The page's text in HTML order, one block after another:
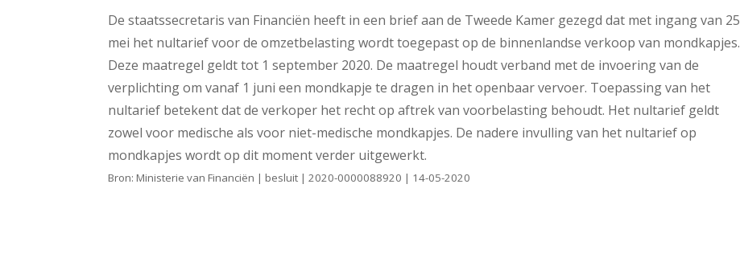
De staatssecretaris van Financiën heeft in een brief aan de Tweede Kamer gezegd dat met ingang van 25
mei het nultarief voor de omzetbelasting wordt toegepast op de binnenlandse verkoop van mondkapjes.
Deze maatregel geldt tot 1 september 2020. De maatregel houdt verband met de invoering van de
verplichting om vanaf 1 juni een mondkapje te dragen in het openbaar vervoer. Toepassing van het
nultarief betekent dat de verkoper het recht op aftrek van voorbelasting behoudt. Het nultarief geldt
zowel voor medische als voor niet-medische mondkapjes. De nadere invulling van het nultarief op
mondkapjes wordt op dit moment verder uitgewerkt.
Bron: Ministerie van Financiën | besluit | 2020-0000088920 | 14-05-2020